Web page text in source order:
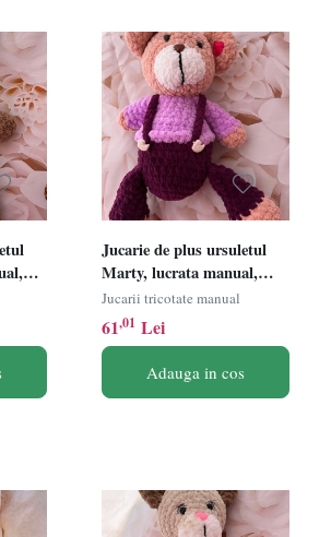
bej,
Jucarie de plus ursuletul
Marty, lucrata manual,
handmade, textil, roz/mov,
27 cm
Jucarii tricotate manual
61,01 Lei
Adauga in cos